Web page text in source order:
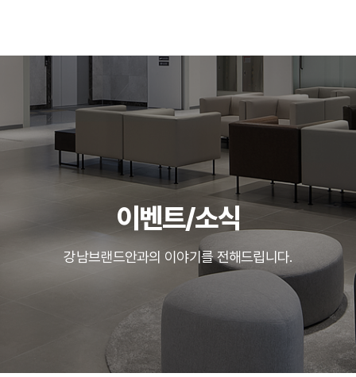
이벤트/소식
강남브랜드안과의 이야기를 전해드립니다.